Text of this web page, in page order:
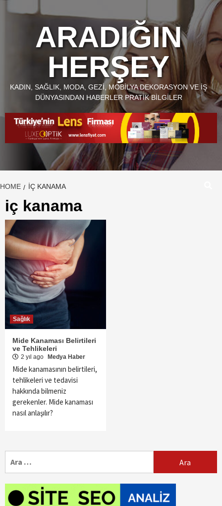
ARADIĞIN
HERŞEY
KADIN, SAĞLIK, MODA, GEZI, MOBILYA DEKORASYON VE İŞ
DÜNYASINDAN HABERLER PRATIK BILGILER
HOME IÇ KANAMA
iç kanama
Sağlık
Mide Kanaması Belirtileri
ve Tehlikeleri
2 yıl ago Medya Haber
Mide kanamasının belirtileri,
tehlikeleri ve tedavisi
hakkında bilmeniz
gerekenler. Mide kanaması
nasıl anlaşılır?